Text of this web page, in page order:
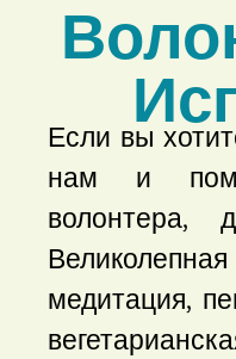
Если вы
нам и
волонтера,
медитация,